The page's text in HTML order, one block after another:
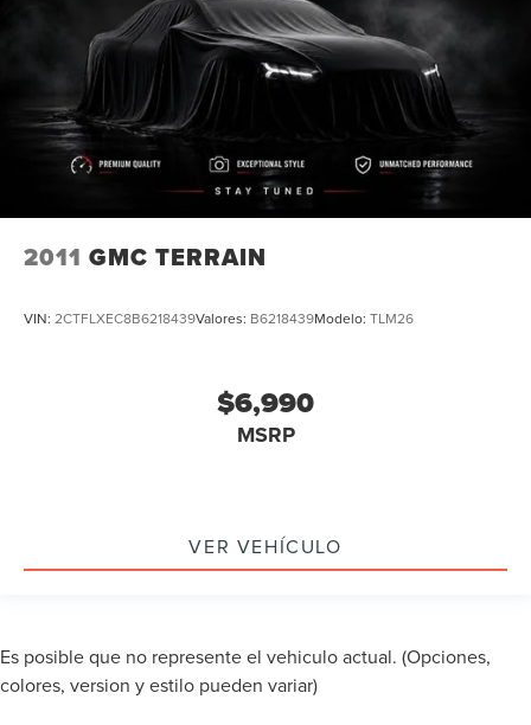
2011 GMC TERRAIN
VIN: 2CTFLXEC8B6218439Valores: B6218439Modelo: TLM26
$6,990
MSRP
VER VEHÍCULO
Es posible que no represente el vehiculo actual. (Opciones,
colores, version y estilo pueden variar)